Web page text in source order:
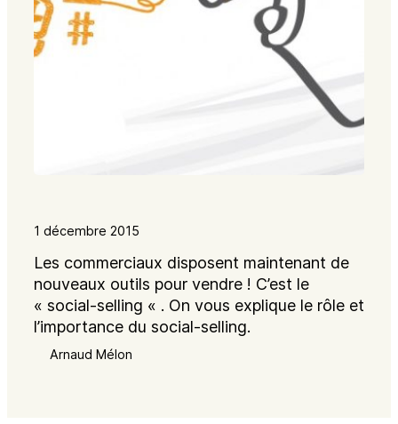
1 décembre 2015
Les commerciaux disposent maintenant de
nouveaux outils pour vendre ! C’est le
« social-selling « . On vous explique le rôle et
l’importance du social-selling.
Arnaud Mélon